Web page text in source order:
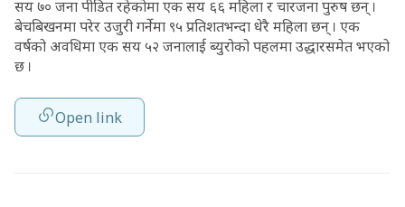
सय ७० जना पीडित रहेकोमा एक सय ६६ महिला र चारजना पुरुष छन् ।
बेचबिखनमा परेर उजुरी गर्नेमा ९५ प्रतिशतभन्दा धेरै महिला छन् । एक
वर्षको अवधिमा एक सय ५२ जनालाई ब्युरोको पहलमा उद्धारसमेत भएको
छ ।
Open link